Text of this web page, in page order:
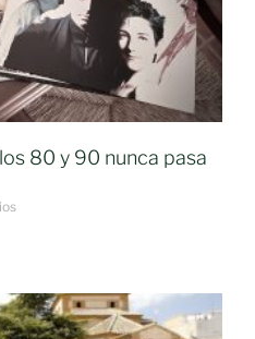
80 y 90 nunca pasa